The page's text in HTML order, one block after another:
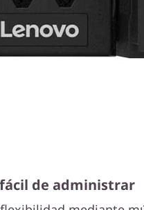
de administrar